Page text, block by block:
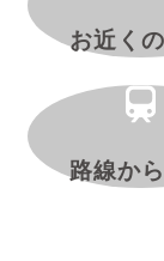
お近く
路線か